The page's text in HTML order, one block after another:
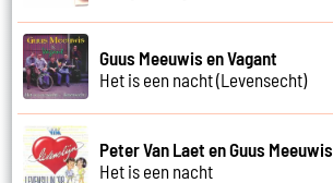
Guus Meeuwis en Vagant
Het is een nacht (Levensecht)
Peter Van Laet en Guus Meeuwis
Het is een nacht